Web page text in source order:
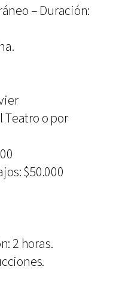
– Duración:
Teatro o por
$50.000
2 horas.